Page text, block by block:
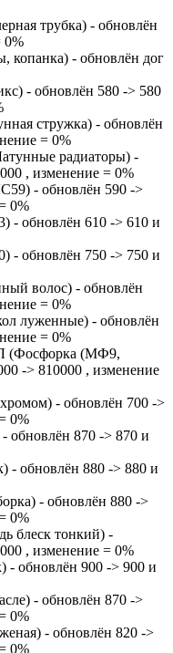
трубка) - обновлён
0%
копанка) - обновлён дог
- обновлён 580 -> 580
стружка) - обновлён
= 0%
радиаторы) -
, изменение = 0%
- обновлён 590 ->
0%
обновлён 610 -> 610 и
обновлён 750 -> 750 и
волос) - обновлён
= 0%
луженные) - обновлён
= 0%
(МФ9,
-> 810000 , изменение
- обновлён 700 ->
0%
870 -> 870 и
обновлён 880 -> 880 и
- обновлён 880 ->
0%
блеск тонкий) -
, изменение = 0%
обновлён 900 -> 900 и
- обновлён 870 ->
0%
- обновлён 820 ->
0%